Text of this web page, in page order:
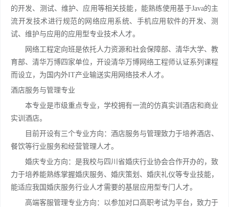
的开发、测试、维护、应用等相关技能，能熟练使用基于Java的主
流开发技术进行规范的网络应用系统、手机应用软件的开发、测
试、维护与应用的应用型专业技术人才。
网络工程定向班是依托人力资源和社会保障部、清华大学、教
育部、清华万博四家单位，开设清华万博网络工程师认证系列课程
而设立，为国内外IT产业输送实用网络技术人才。
酒店服务与管理专业
本专业是市级重点专业，学校拥有一流的仿真实训酒店和商业
实训酒店。
目前开设有三个专业方向：酒店服务与管理致力于培养酒店、
餐饮等行业服务和经营管理人才。
婚庆专业方向：是我校与四川省婚庆行业协会合作开办的，致
力于培养能熟练掌握婚庆服务、婚庆策划、婚庆礼仪等专业技能，
能适应我国婚庆服务行业人才需要的基层应用型专门人才。
高端客服管理专业方向：以参加对口高职考试为平台，致力于